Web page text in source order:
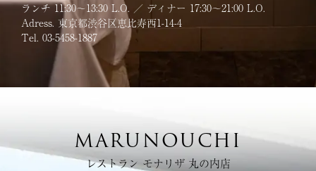
ランチ 11:30〜13:30 L.O. ／ ディナー 17:30〜21:00 L.O.
Adress. 東京都渋谷区恵比寿西1-14-4
Tel. 03-5458-1887
MARUNOUCHI
レストラン モナリザ 丸の内店